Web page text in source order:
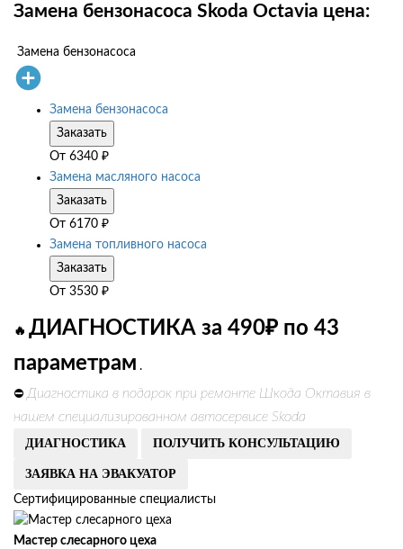
Замена бензонасоса Skoda Octavia цена:
Замена бензонасоса
Замена бензонасоса
Заказать
От 6340 ₽
Замена масляного насоса
Заказать
От 6170 ₽
Замена топливного насоса
Заказать
От 3530 ₽
🔥 ДИАГНОСТИКА за 490₽ по 43
параметрам .
⛔ Диагностика в подарок при ремонте Шкода Октавия в
нашем специализированном автосервисе Skoda
ДИАГНОСТИКА ПОЛУЧИТЬ КОНСУЛЬТАЦИЮ
ЗАЯВКА НА ЭВАКУАТОР
Сертифицированные специалисты
Мастер слесарного цеха